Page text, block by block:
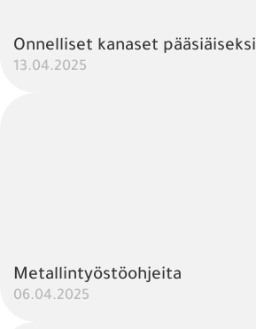
Onnelliset kanaset pääsiäiseksi
13.04.2025
Metallintyöstöohjeita
06.04.2025